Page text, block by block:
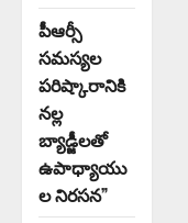
పీఆర్సీ
సమస్యల
పరిష్కారానికి
నల్ల
బ్యాడ్జీలతో
ఉపాధ్యాయు
ల నిరసన”